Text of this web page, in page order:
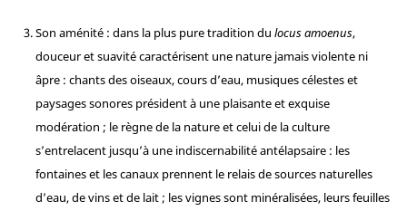
Son aménité : dans la plus pure tradition du locus amoenus,
douceur et suavité caractérisent une nature jamais violente ni
âpre : chants des oiseaux, cours d’eau, musiques célestes et
paysages sonores président à une plaisante et exquise
modération ; le règne de la nature et celui de la culture
s’entrelacent jusqu’à une indiscernabilité antélapsaire : les
fontaines et les canaux prennent le relais de sources naturelles
d’eau, de vins et de lait ; les vignes sont minéralisées, leurs feuilles